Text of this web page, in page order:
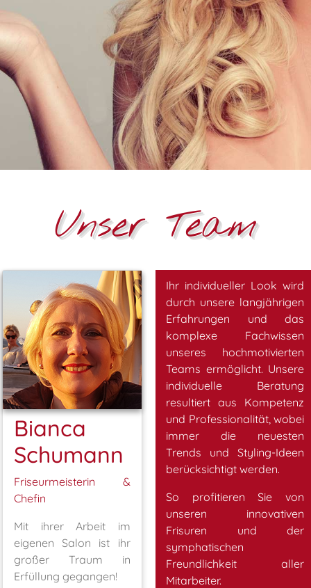
Unser Team
Bianca
Schumann
Friseurmeisterin &
Chefin
Mit ihrer Arbeit im
eigenen Salon ist ihr
großer Traum in
Erfüllung gegangen!
Ihr individueller Look wird
durch unsere langjährigen
Erfahrungen und das
komplexe Fachwissen
unseres hochmotivierten
Teams ermöglicht. Unsere
individuelle Beratung
resultiert aus Kompetenz
und Professionalität, wobei
immer die neuesten
Trends und Styling-Ideen
berücksichtigt werden.
So profitieren Sie von
unseren innovativen
Frisuren und der
symphatischen
Freundlichkeit aller
Mitarbeiter.